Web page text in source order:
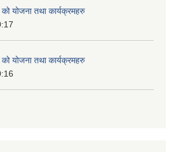
योजना तथा कार्यक्रमहरु
योजना तथा कार्यक्रमहरु